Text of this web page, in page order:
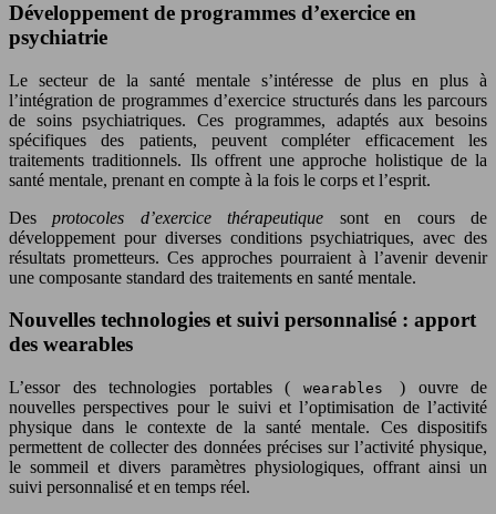
Développement de programmes d’exercice en
psychiatrie
Le secteur de la santé mentale s’intéresse de plus en plus à
l’intégration de programmes d’exercice structurés dans les parcours
de soins psychiatriques. Ces programmes, adaptés aux besoins
spécifiques des patients, peuvent compléter efficacement les
traitements traditionnels. Ils offrent une approche holistique de la
santé mentale, prenant en compte à la fois le corps et l’esprit.
Desprotocoles d’exercice thérapeutique sont en cours de
développement pour diverses conditions psychiatriques, avec des
résultats prometteurs. Ces approches pourraient à l’avenir devenir
une composante standard des traitements en santé mentale.
Nouvelles technologies et suivi personnalisé : apport
des wearables
L’essor des technologies portables ( wearables ) ouvre de
nouvelles perspectives pour le suivi et l’optimisation de l’activité
physique dans le contexte de la santé mentale. Ces dispositifs
permettent de collecter des données précises sur l’activité physique,
le sommeil et divers paramètres physiologiques, offrant ainsi un
suivi personnalisé et en temps réel.